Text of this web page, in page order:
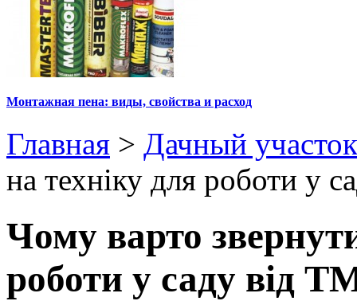
Монтажная пена: виды, свойства и расход
Главная > Дачный участок
на техніку для роботи у
Чому варто
роботи у саду від